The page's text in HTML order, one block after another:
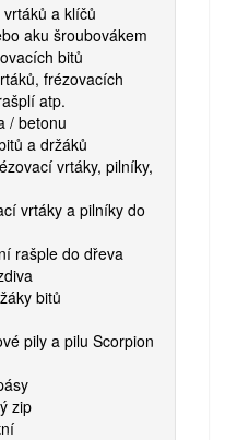
a klíčů
aku šroubovákem
bitů
frézovacích
atp.
/ betonu
a držáků
vrtáky, pilníky,
vrtáky a pilníky do
rašple do dřeva
bitů
pily a pilu Scorpion
zip